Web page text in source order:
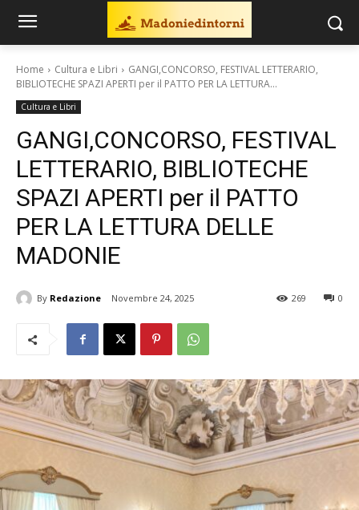
Home Cultura e Libri
GANGI,CONCORSO, FESTIVAL LETTERARIO,
BIBLIOTECHE SPAZI APERTI per il PATTO PER LA LETTURA...
Cultura e Libri
GANGI,CONCORSO, FESTIVAL
LETTERARIO, BIBLIOTECHE
SPAZI APERTI per il PATTO
PER LA LETTURA DELLE
MADONIE
By Redazione Novembre 24, 2025 0
269